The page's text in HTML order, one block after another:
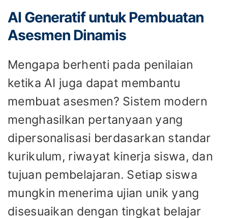
AI Generatif untuk Pembuatan
Asesmen Dinamis
Mengapa berhenti pada penilaian
ketika AI juga dapat membantu
membuat asesmen? Sistem modern
menghasilkan pertanyaan yang
dipersonalisasi berdasarkan standar
kurikulum, riwayat kinerja siswa, dan
tujuan pembelajaran. Setiap siswa
mungkin menerima ujian unik yang
disesuaikan dengan tingkat belajar